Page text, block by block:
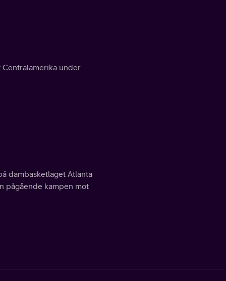
under
dambasketlaget Atlanta
pågående kampen mot